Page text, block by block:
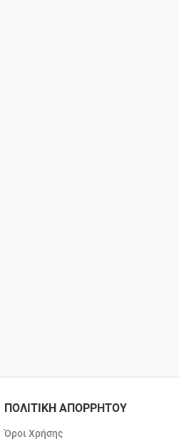
ΠΟΛΙΤΙΚΗ ΑΠΟΡΡΗΤΟΥ
Όροι Χρήσης